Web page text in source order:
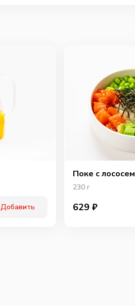
Добавить
Поке с лососем
230 г
629 ₽